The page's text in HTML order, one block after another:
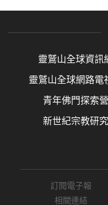
靈鷲山全球資訊
靈鷲山全球網路電
青年佛門探索營
新世紀宗教研究
訂閱電子報
相關連結